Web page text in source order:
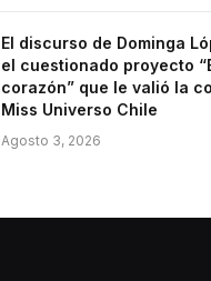
El discurso de Dominga
el cuestionado proyecto
corazón” que le valió la
Miss Universo Chile
Agosto 3, 2026